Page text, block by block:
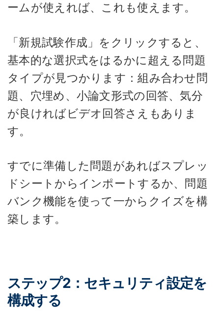
ームが使えれば、これも使えます。
「新規試験作成」をクリックすると、
基本的な選択式をはるかに超える問題
タイプが見つかります：組み合わせ問
題、穴埋め、小論文形式の回答、気分
が良ければビデオ回答さえもありま
す。
すでに準備した問題があればスプレッ
ドシートからインポートするか、問題
バンク機能を使って一からクイズを構
築します。
ステップ2：セキュリティ設定を
構成する